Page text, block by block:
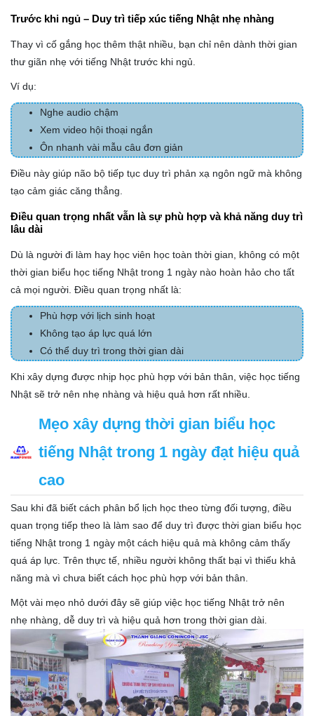
Trước khi ngủ – Duy trì tiếp xúc tiếng Nhật nhẹ nhàng
Thay vì cố gắng học thêm thật nhiều, bạn chỉ nên dành thời gian
thư giãn nhẹ với tiếng Nhật trước khi ngủ.
Ví dụ:
Nghe audio chậm
Xem video hội thoại ngắn
Ôn nhanh vài mẫu câu đơn giản
Điều này giúp não bộ tiếp tục duy trì phản xạ ngôn ngữ mà không
tạo cảm giác căng thẳng.
Điều quan trọng nhất vẫn là sự phù hợp và khả năng duy trì
lâu dài
Dù là người đi làm hay học viên học toàn thời gian, không có một
thời gian biểu học tiếng Nhật trong 1 ngày nào hoàn hảo cho tất
cả mọi người. Điều quan trọng nhất là:
Phù hợp với lịch sinh hoạt
Không tạo áp lực quá lớn
Có thể duy trì trong thời gian dài
Khi xây dựng được nhịp học phù hợp với bản thân, việc học tiếng
Nhật sẽ trở nên nhẹ nhàng và hiệu quả hơn rất nhiều.
Mẹo xây dựng thời gian biểu học
tiếng Nhật trong 1 ngày đạt hiệu quả
cao
Sau khi đã biết cách phân bổ lịch học theo từng đối tượng, điều
quan trọng tiếp theo là làm sao để duy trì được thời gian biểu học
tiếng Nhật trong 1 ngày một cách hiệu quả mà không cảm thấy
quá áp lực. Trên thực tế, nhiều người không thất bại vì thiếu khả
năng mà vì chưa biết cách học phù hợp với bản thân.
Một vài mẹo nhỏ dưới đây sẽ giúp việc học tiếng Nhật trở nên
nhẹ nhàng, dễ duy trì và hiệu quả hơn trong thời gian dài.